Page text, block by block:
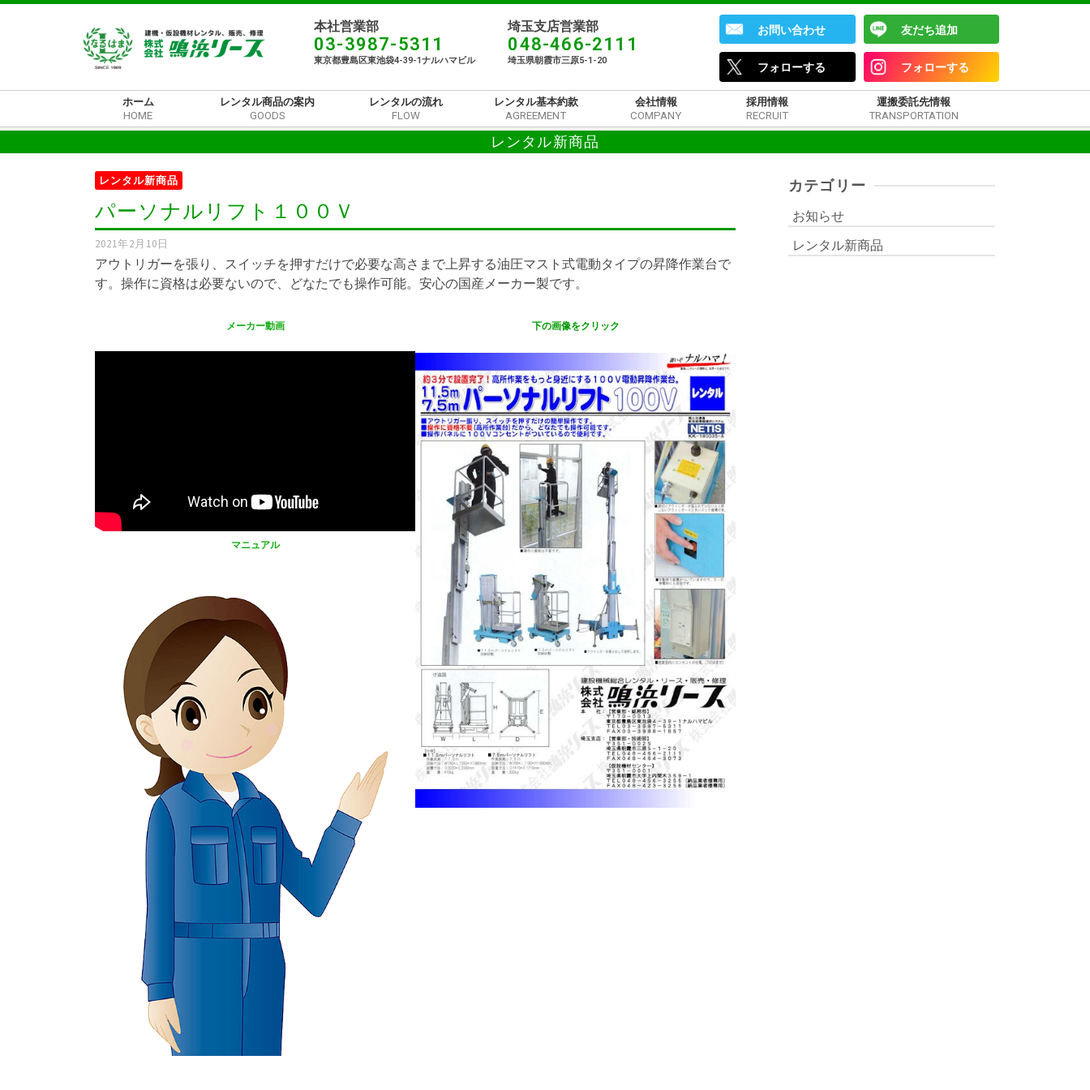
本社営業部​
03-3987-5311
東京都豊島区東池袋4-39-1ナルハマビル​
埼玉支店営業部
048-466-2111
埼玉県朝霞市三原5-1-20
お問い合わせ 友だち追加
フォローする フォローする
ホーム
HOME
レンタル商品の案内
GOODS
レンタルの流れ
FLOW
レンタル基本約款
AGREEMENT
会社情報
COMPANY
採用情報
RECRUIT
運搬委託先情報
TRANSPORTATION
レンタル新商品
レンタル新商品
パーソナルリフト１００Ｖ
2021年2月10日
アウトリガーを張り、スイッチを押すだけで必要な高さまで上昇する油圧マスト式電動タイプの昇降作業台で
す。操作に資格は必要ないので、どなたでも操作可能。安心の国産メーカー製です。
メーカー動画
マニュアル
下の画像をクリック
カテゴリー
お知らせ
レンタル新商品